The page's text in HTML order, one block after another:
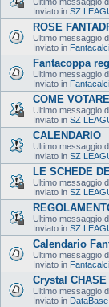
Inviato in SZ
ROSE
Ultimo messaggio
Inviato in
Fantacoppa
Ultimo messaggio
Inviato in
COME
Ultimo messaggio
Inviato in SZ
CALENDARIO
Ultimo messaggio
Inviato in SZ
LE SCHEDE
Ultimo messaggio
Inviato in SZ
Ultimo messaggio
Inviato in SZ
Calendario
Ultimo messaggio
Inviato in
Crystal CHASE
Ultimo messaggio
Inviato in